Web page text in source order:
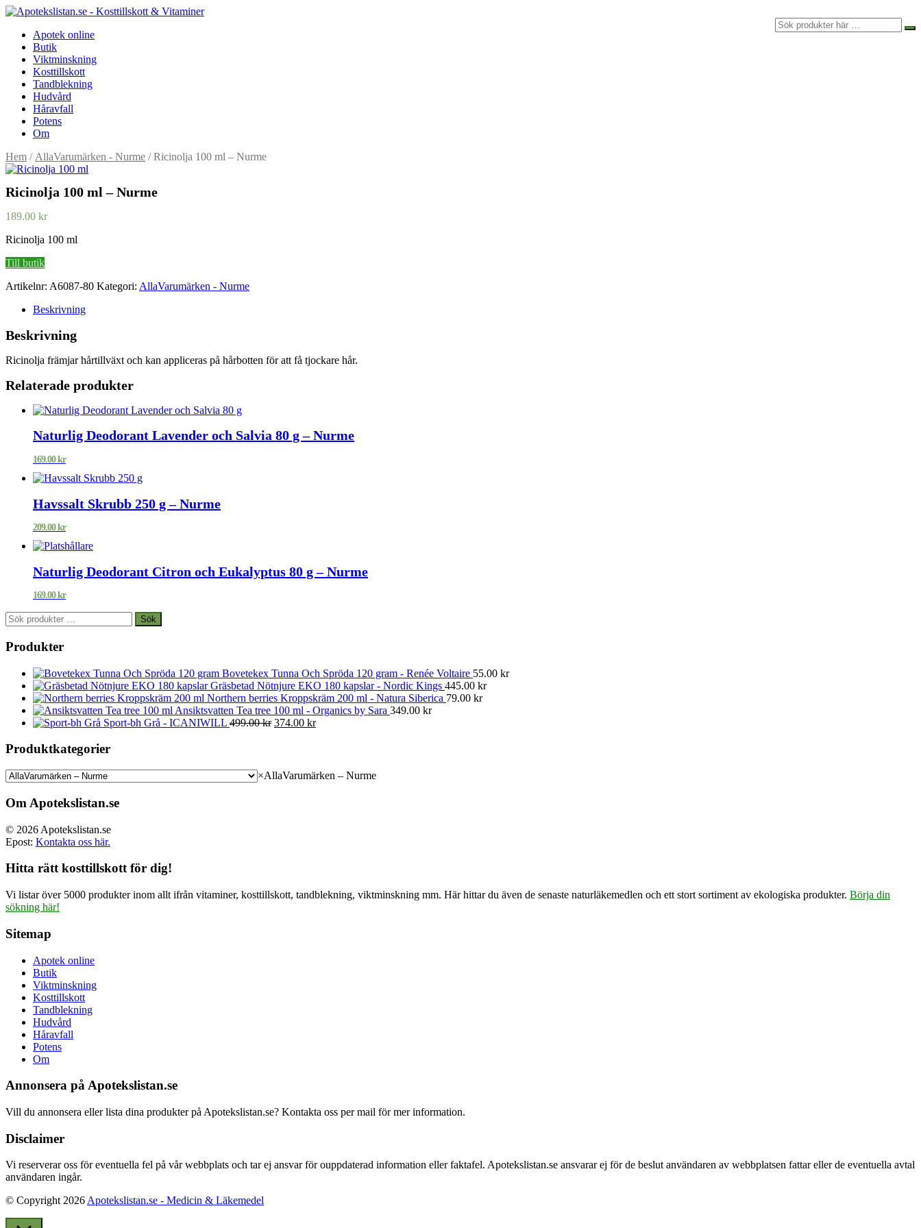
Apotek online
Butik
Viktminskning
Kosttillskott
Tandblekning
Hudvård
Håravfall
Potens
Om
Hem / AllaVarumärken - Nurme / Ricinolja 100 ml – Nurme
Ricinolja 100 ml – Nurme
189.00 kr
Ricinolja 100 ml
Till butik
Artikelnr: A6087-80 Kategori: AllaVarumärken - Nurme
Beskrivning
Beskrivning
Ricinolja främjar hårtillväxt och kan appliceras på hårbotten för att få tjockare hår.
Relaterade produkter
Naturlig Deodorant Lavender och Salvia 80 g – Nurme
169.00kr
Havssalt Skrubb 250 g – Nurme
209.00kr
Naturlig Deodorant Citron och Eukalyptus 80 g – Nurme
169.00kr
Sök
efter:
Sök
Produkter
Bovetekex Tunna Och Spröda 120 gram - Renée Voltaire 55.00 kr
Gräsbetad Nötnjure EKO 180 kapslar - Nordic Kings 445.00 kr
Northern berries Kroppskräm 200 ml - Natura Siberica 79.00 kr
Ansiktsvatten Tea tree 100 ml - Organics by Sara 349.00 kr
Sport-bh Grå - ICANIWILL 499.00kr Det
499.00 kr.
374.00 krDet
374.00 kr.
Produktkategorier
×AllaVarumärken – Nurme
Om Apotekslistan.se
© 2026 Apotekslistan.se
Epost: Kontakta oss här.
Hitta rätt kosttillskott för dig!
Vi listar över 5000 produkter inom allt ifrån vitaminer, kosttillskott, tandblekning, viktminskning mm. Här hittar du även de senaste naturläkemedlen och ett stort sortiment av ekologiska produkter. Börja din
sökning här!
Sitemap
Apotek online
Butik
Viktminskning
Kosttillskott
Tandblekning
Hudvård
Håravfall
Potens
Om
Annonsera på Apotekslistan.se
Vill du annonsera eller lista dina produkter på Apotekslistan.se? Kontakta oss per mail för mer information.
Disclaimer
Vi reserverar oss för eventuella fel på vår webbplats och tar ej ansvar för ouppdaterad information eller faktafel. Apotekslistan.se ansvarar ej för de beslut användaren av webbplatsen fattar eller de eventuella avtal
användaren ingår.
© Copyright 2026 Apotekslistan.se - Medicin & Läkemedel